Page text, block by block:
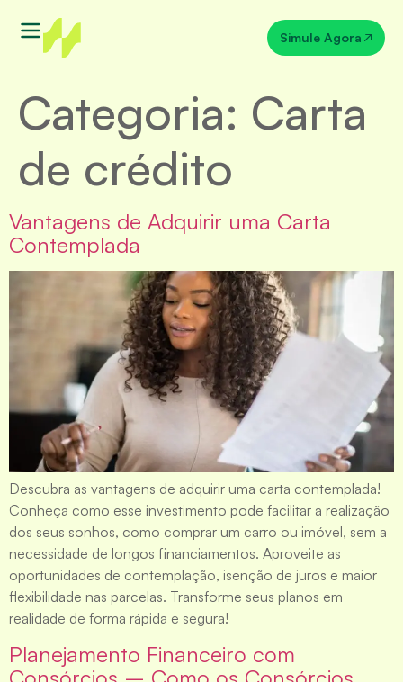
Simule Agora
Categoria: Carta
de crédito
Vantagens de Adquirir uma Carta
Contemplada
Descubra as vantagens de adquirir uma carta contemplada!
Conheça como esse investimento pode facilitar a realização
dos seus sonhos, como comprar um carro ou imóvel, sem a
necessidade de longos financiamentos. Aproveite as
oportunidades de contemplação, isenção de juros e maior
flexibilidade nas parcelas. Transforme seus planos em
realidade de forma rápida e segura!
Planejamento Financeiro com